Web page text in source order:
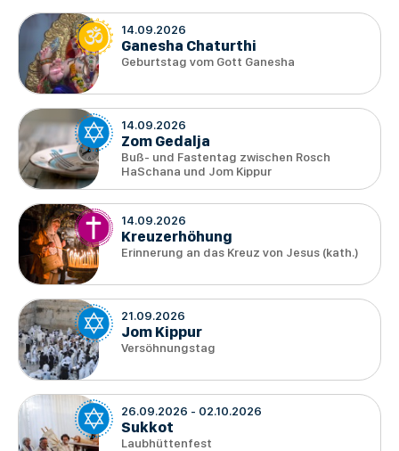
14.09.2026
Ganesha Chaturthi
Geburtstag vom Gott Ganesha
14.09.2026
Zom Gedalja
Buß- und Fastentag zwischen Rosch
HaSchana und Jom Kippur
14.09.2026
Kreuzerhöhung
Erinnerung an das Kreuz von Jesus (kath.)
21.09.2026
Jom Kippur
Versöhnungstag
26.09.2026 - 02.10.2026
Sukkot
Laubhüttenfest